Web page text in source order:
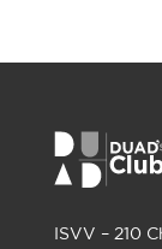
ISVV – 210